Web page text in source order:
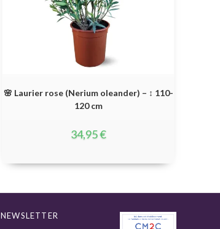
🌸 Laurier rose (Nerium oleander) – ↕ 110-
120 cm
34,95€
NEWSLETTER